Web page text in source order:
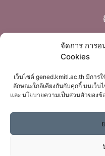
จัดการ การ
Cookies
เว็บไซต์ gened.kmitl.ac.th มีการ
ลักษณะใกล้เคียงกันกับคุกกี้ บนเว็บ
และ นโยบายความเป็นส่วนตัวของข้
mail: